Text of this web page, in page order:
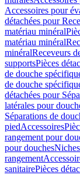
Accessoires pour
détachées pour
matériau minéral
matériau minéral
minéralReceveurs
supportsPièces
de douche
de douche
détachées pour
latérales pour
Séparations de
piedAccessoires
rangement pour
pour douches
rangement
sanitairePièces